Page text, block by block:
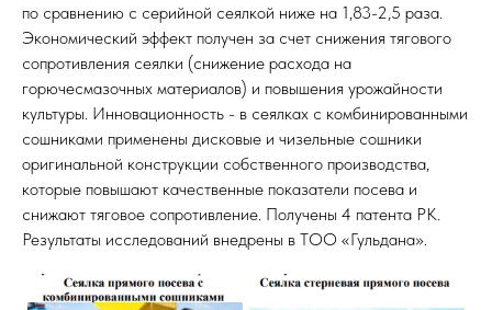
по сравнению с серийной сеялкой ниже на 1,83-2,5 раза.
Экономический эффект получен за счет снижения тягового
сопротивления сеялки (снижение расхода на
горючесмазочных материалов) и повышения урожайности
культуры. Инновационность - в сеялках с комбинированными
сошниками применены дисковые и чизельные сошники
оригинальной конструкции собственного производства,
которые повышают качественные показатели посева и
снижают тяговое сопротивление. Получены 4 патента РК.
Результаты исследований внедрены в ТОО «Гульдана».